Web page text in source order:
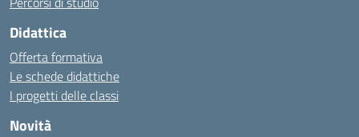
Didattica
Offerta formativa
Le schede didattiche
I progetti delle classi
Novità